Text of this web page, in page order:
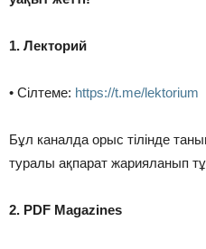
1. Лекторий
• Сілтеме: https://t.me/lektorium
Бұл каналда орыс тілінде
туралы ақпарат жарияланып
2. PDF Magazines